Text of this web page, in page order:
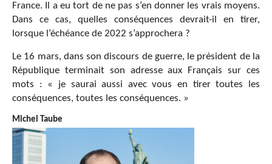
France. Il a eu tort de ne pas s’en donner les vrais moyens.
Dans ce cas, quelles conséquences devrait-il en tirer,
lorsque l’échéance de 2022 s’approchera ?
Le 16 mars, dans son discours de guerre, le président de la
République terminait son adresse aux Français sur ces
mots : « je saurai aussi avec vous en tirer toutes les
conséquences, toutes les conséquences. »
Michel Taube